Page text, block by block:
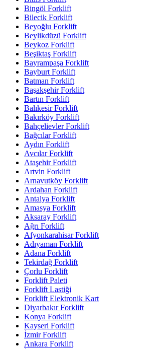
Bingöl Forklift
Bilecik Forklift
Beyoğlu Forklift
Beylikdüzü Forklift
Beykoz Forklift
Beşiktaş Forklift
Bayrampaşa Forklift
Bayburt Forklift
Batman Forklift
Başakşehir Forklift
Bartın Forklift
Balıkesir Forklift
Bakırköy Forklift
Bahçelievler Forklift
Bağcılar Forklift
Aydın Forklift
Avcılar Forklift
Ataşehir Forklift
Artvin Forklift
Arnavutköy Forklift
Ardahan Forklift
Antalya Forklift
Amasya Forklift
Aksaray Forklift
Ağrı Forklift
Afyonkarahisar Forklift
Adıyaman Forklift
Adana Forklift
Tekirdağ Forklift
Çorlu Forklift
Forklift Paleti
Forklift Lastiği
Forklift Elektronik Kart
Diyarbakır Forklift
Konya Forklift
Kayseri Forklift
İzmir Forklift
Ankara Forklift